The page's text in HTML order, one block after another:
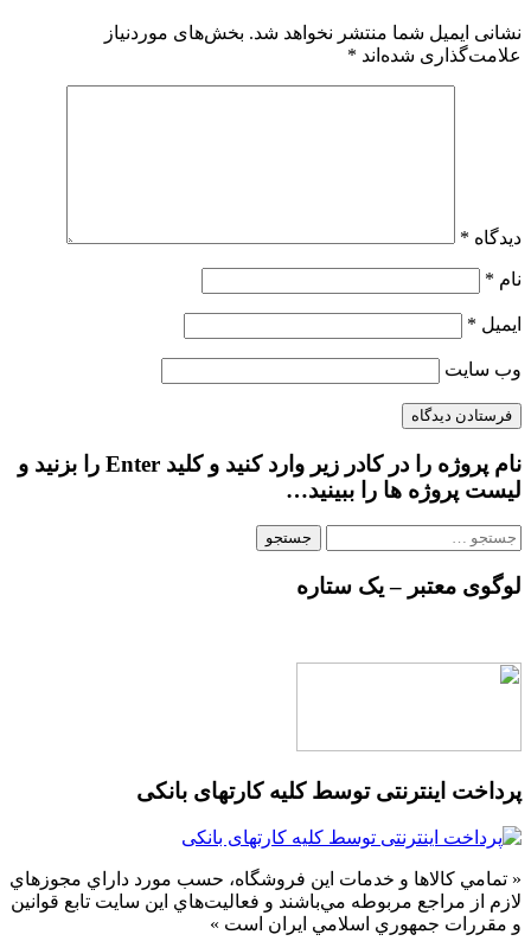
نشانی ایمیل شما منتشر نخواهد شد. بخش‌های موردنیاز
علامت‌گذاری شده‌اند *
دیدگاه *
نام *
ایمیل *
وب‌ سایت
نام پروژه را در کادر زیر وارد کنید و کلید Enter را بزنید و
لیست پروژه ها را ببینید…
جستجو
لوگوی معتبر – یک ستاره
پرداخت اینترنتی توسط کلیه کارتهای بانکی
« تمامي كالاها و خدمات اين فروشگاه، حسب مورد داراي مجوزهاي
لازم از مراجع مربوطه مي‌باشند و فعاليت‌هاي اين سايت تابع قوانين
و مقررات جمهوري اسلامي ايران است »